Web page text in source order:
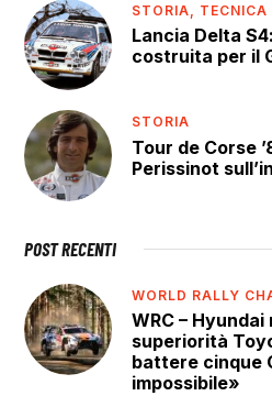
STORIA, TECNICA
Lancia Delta
costruita per il
STORIA
Tour de Corse
Perissinot
POST RECENTI
WORLD RALLY
WRC –
superiorità
battere cinque
impossibile»